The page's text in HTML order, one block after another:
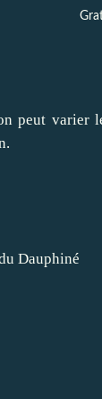
peut varier
Dauphiné